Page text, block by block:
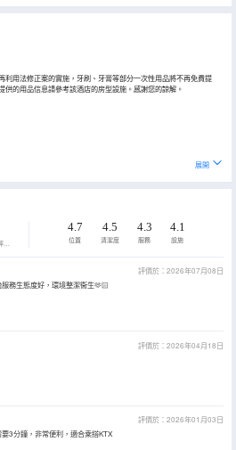
利用法修正案的實施，牙刷、牙膏等部分一次性用品將不再免費提
供的用品信息請參考該酒店的房型設施。感謝您的諒解。
展開
永安旅遊評價由真實酒店住客提供的評價。
4.7
位置
4.5
清潔度
4.3
服務
4.1
設施
評價於：2026年07月08日
務生態度好，環境整潔衞生🫶🏻
評價於：2026年04月18日
評價於：2026年01月03日
3分鐘，非常便利，適合乘搭KTX